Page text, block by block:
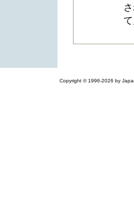
Copyright © 1996-2026 by